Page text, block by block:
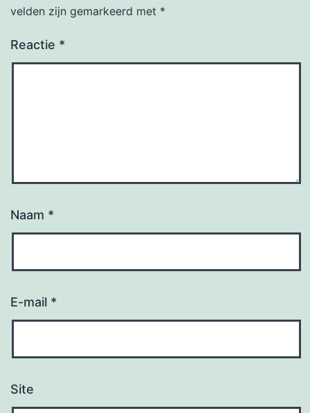
velden zijn gemarkeerd met *
Reactie *
Naam *
E-mail *
Site